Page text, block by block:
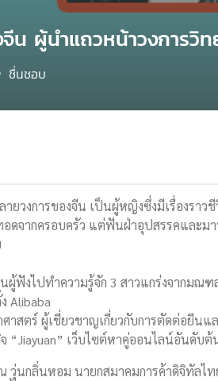
น ผู้นำแถวหน้าวงการวิท
ชื่นชอบ
ยวงการของจีน เป็นผู้หญิงซึ่งมีเรื่องราว
ดจากครอบครัว แต่ฟันฝ่าอุปสรรคและม
ฟังไปทำความรู้จัก 3 สาวแกร่งจากมณ
Alibaba
าสตร์ ผู้เชี่ยวชาญเกี่ยวกับการตัดต่อยีน
จ “Jiayuan” เว็บไซต์หาคู่ออนไลน์อันดั
นกลิ่นหอม นายกสมาคมการค้าดิจิทัลไ